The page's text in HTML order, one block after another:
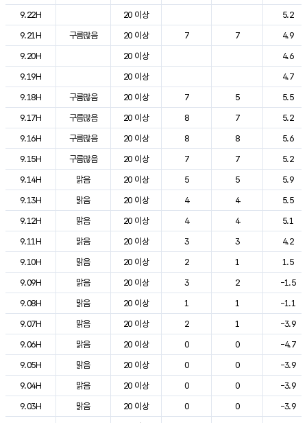
9.22H
20 이상
5.2
9.21H
구름많음 20 이상 7 7
4.9
9.20H
20 이상
4.6
9.19H
20 이상
4.7
9.18H
구름많음 20 이상 7 5
5.5
9.17H
구름많음 20 이상 8 7
5.2
9.16H
구름많음 20 이상 8 8
5.6
9.15H
구름많음 20 이상 7 7
5.2
9.14H
맑음 20 이상 5 5
5.9
9.13H
맑음 20 이상 4 4
5.5
9.12H
맑음 20 이상 4 4
5.1
9.11H
맑음 20 이상 3 3
4.2
9.10H
맑음 20 이상 2 1
1.5
9.09H
맑음 20 이상 3 2
-1.5
9.08H
맑음 20 이상 1 1
-1.1
9.07H
맑음 20 이상 2 1
-3.9
9.06H
맑음 20 이상 0 0
-4.7
9.05H
맑음 20 이상 0 0
-3.9
9.04H
맑음 20 이상 0 0
-3.9
9.03H
맑음 20 이상 0 0
-3.9